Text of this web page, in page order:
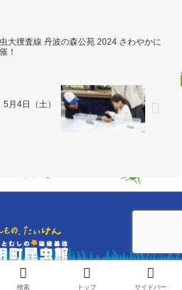
大捜査線 丹波の森公苑 2024 さわやかに
！
月4日（土）
こどもとむしの会
検索 トップ サイドバー